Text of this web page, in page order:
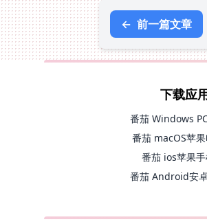
← 前一篇文章
下载应
番茄 Windows
番茄 macOS苹
番茄 ios苹果
番茄 Android安